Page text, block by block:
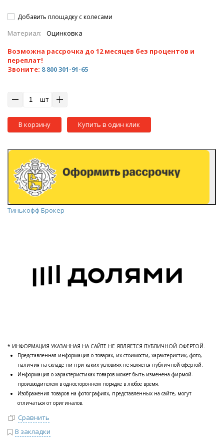
Добавить площадку с колесами
Материал:
Оцинковка
Возможна рассрочка до 12 месяцев без процентов и
переплат!
Звоните: 8 800 301-91-65
шт
В корзину Купить в один клик
Тинькофф Брокер
* ИНФОРМАЦИЯ УКАЗАННАЯ НА САЙТЕ НЕ ЯВЛЯЕТСЯ ПУБЛИЧНОЙ ОФЕРТОЙ.
Представленная информация о товарах, их стоимости, характеристик, фото,
наличия на складе ни при каких условиях не является публичной офертой.
Информация о характеристиках товаров может быть изменена фирмой-
производителем в одностороннем порядке в любое время.
Изображения товаров на фотографиях, представленных на сайте, могут
отличаться от оригиналов.
Сравнить
В закладки